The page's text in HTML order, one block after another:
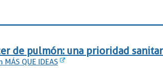
de pulmón: una prioridad
MÁS QUE IDEAS